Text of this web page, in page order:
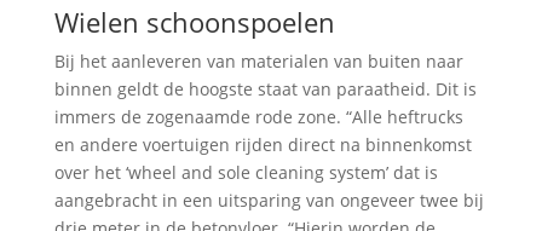
Wielen schoonspoelen
Bij het aanleveren van materialen van buiten naar
binnen geldt de hoogste staat van paraatheid. Dit is
immers de zogenaamde rode zone. “Alle heftrucks
en andere voertuigen rijden direct na binnenkomst
over het ‘wheel and sole cleaning system’ dat is
aangebracht in een uitsparing van ongeveer twee bij